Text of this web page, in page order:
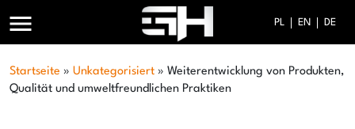
menu PL EN DE
Startseite » Unkategorisiert » Weiterentwicklung von Produkten,
Qualität und umweltfreundlichen Praktiken